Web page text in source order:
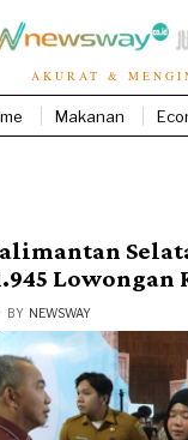
AKURAT &
Makanan
Lowongan
BY NEWSWAY